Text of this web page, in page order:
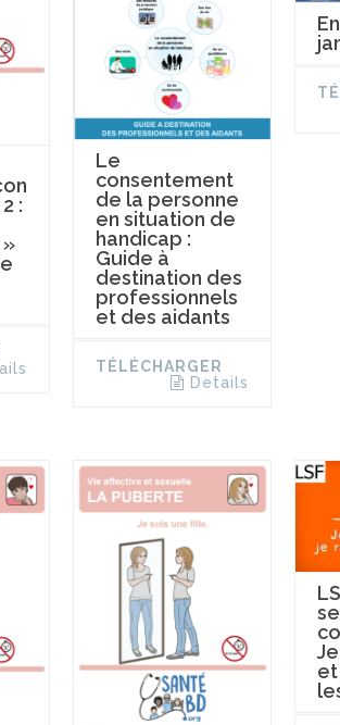
:
Le
consentement
de la personne
en situation de
handicap :
Guide à
destination des
professionnels
et des aidants
TÉLÉCHARGER
Details